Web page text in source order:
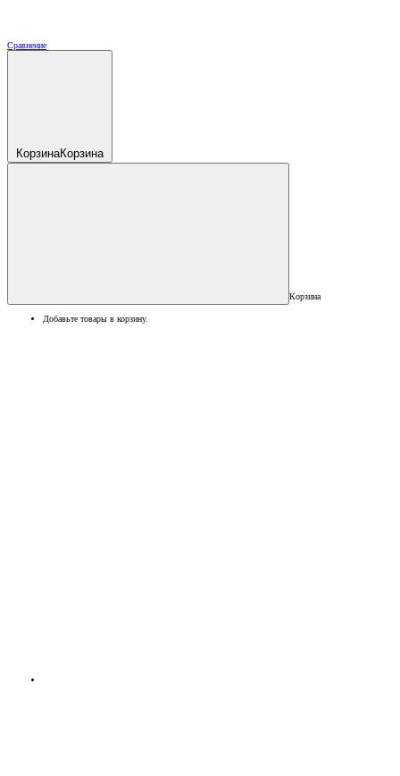
Сравнение
КорзинаКорзина
Корзина
Добавьте товары в корзину.